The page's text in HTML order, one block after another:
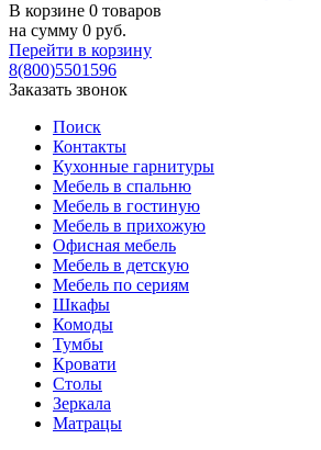
В корзине 0 товаров
на сумму 0 руб.
Перейти в корзину
8(800)5501596
Заказать звонок
Поиск
Контакты
Кухонные гарнитуры
Мебель в спальню
Мебель в гостиную
Мебель в прихожую
Офисная мебель
Мебель в детскую
Мебель по сериям
Шкафы
Комоды
Тумбы
Кровати
Столы
Зеркала
Матрацы